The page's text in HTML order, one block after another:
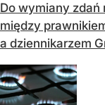
Do wymiany zdań
między
a dziennikarzem